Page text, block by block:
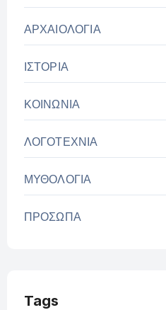
ΑΡΧΑΙΟΛΟΓΙΑ
ΙΣΤΟΡΙΑ
ΚΟΙΝΩΝΙΑ
ΛΟΓΟΤΕΧΝΙΑ
ΜΥΘΟΛΟΓΙΑ
ΠΡΟΣΩΠΑ
Tags